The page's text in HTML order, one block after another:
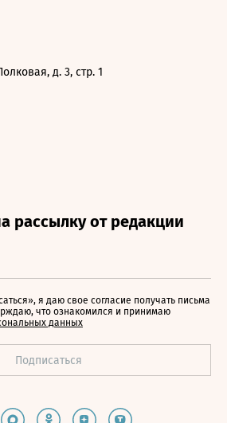
д. 3, стр. 1
я даю свое согласие получать письма
что ознакомился и принимаю
данных